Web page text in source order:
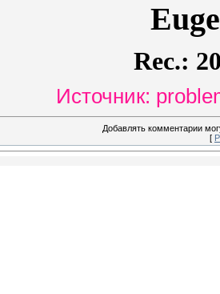
Rec.:
Источник:
Добавлять комментарии
[